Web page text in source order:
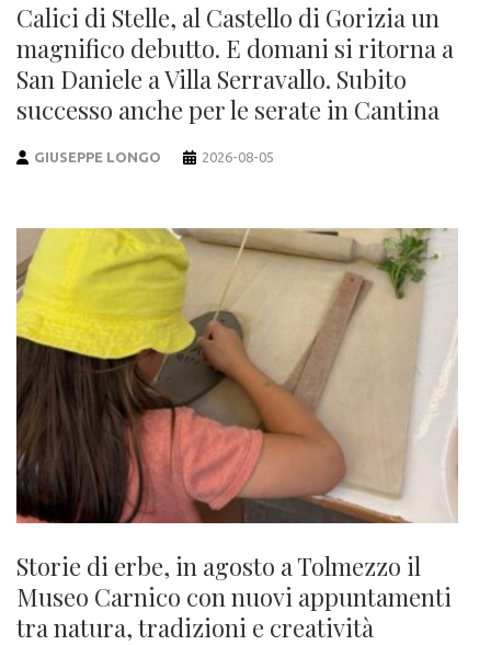
Calici di Stelle, al Castello di Gorizia un
magnifico debutto. E domani si ritorna a
San Daniele a Villa Serravallo. Subito
successo anche per le serate in Cantina
GIUSEPPE LONGO 2026-08-05
Storie di erbe, in agosto a Tolmezzo il
Museo Carnico con nuovi appuntamenti
tra natura, tradizioni e creatività